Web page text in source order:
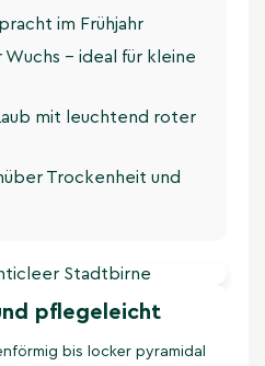
im Frühjahr
– ideal für kleine
mit leuchtend roter
Trockenheit und
pflegeleicht
bis locker pyramidal